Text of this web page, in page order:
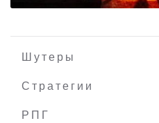
Шутеры
Стратегии
РПГ